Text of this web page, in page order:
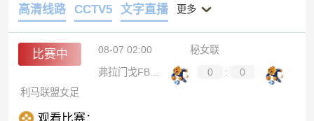
高清线路
CCTV5 文字直播 更多
比赛中 08-07 02:00
秘女联
弗拉门戈FBC女足
0 :
0
利马联盟女足